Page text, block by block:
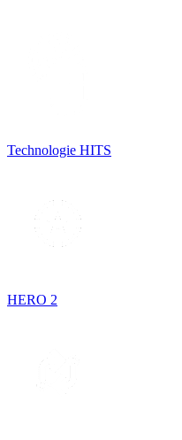
Technologie HITS
HERO 2